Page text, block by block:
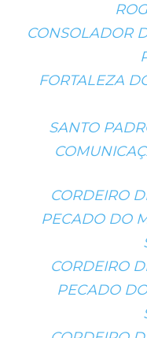
CONSOLADOR
FORTALEZA
SANTO
CORDEIRO
PECADO DO
CORDEIRO
PECADO